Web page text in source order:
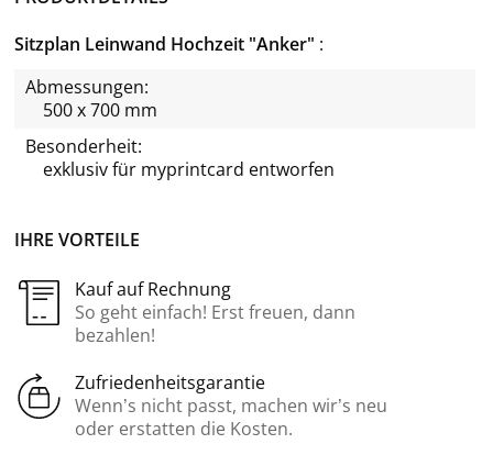
IHRE VORTEILE
Kauf auf Rechnung
So geht einfach! Erst freuen, dann
bezahlen!
Zufriedenheitsgarantie
Wenn’s nicht passt, machen wir’s neu
oder erstatten die Kosten.
Sitzplan Leinwand Hochzeit "Anker"
Abmessungen:
500 x 700 mm
Besonderheit:
exklusiv für myprintcard entworfen